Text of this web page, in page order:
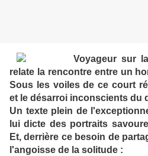
Voyageur sur
relate la rencontre entre un
Sous les voiles de ce court
et le désarroi inconscients du
Un texte plein de
lui dicte des portraits
Et, derrière ce besoin de
l'angoisse de la solitude :